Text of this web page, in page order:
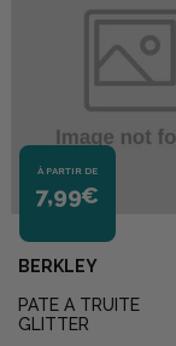
À PARTIR DE
7,99€
BERKLEY
PATE A TRUITE
GLITTER